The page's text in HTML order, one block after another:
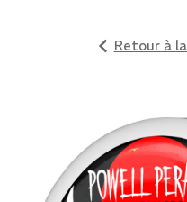
Retour à